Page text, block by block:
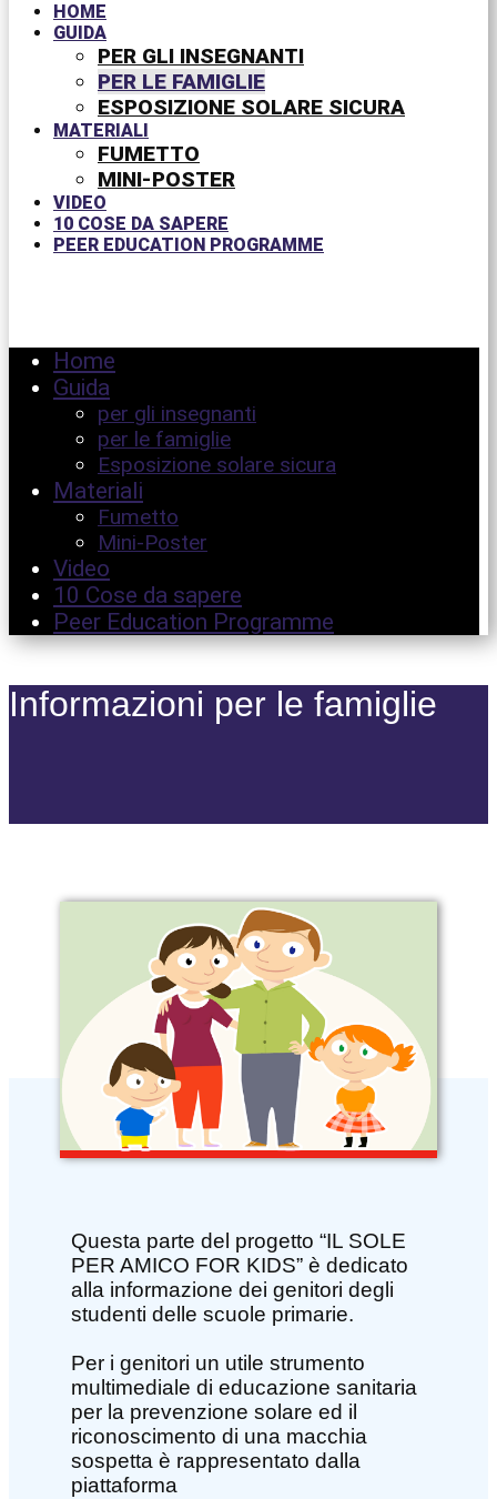
HOME
GUIDA
PER GLI INSEGNANTI
PER LE FAMIGLIE
ESPOSIZIONE SOLARE SICURA
MATERIALI
FUMETTO
MINI-POSTER
VIDEO
10 COSE DA SAPERE
PEER EDUCATION PROGRAMME
Home
Guida
per gli insegnanti
per le famiglie
Esposizione solare sicura
Materiali
Fumetto
Mini-Poster
Video
10 Cose da sapere
Peer Education Programme
Informazioni per le famiglie
Questa parte del progetto “IL SOLE
PER AMICO FOR KIDS” è dedicato
alla informazione dei genitori degli
studenti delle scuole primarie.
Per i genitori un utile strumento
multimediale di educazione sanitaria
per la prevenzione solare ed il
riconoscimento di una macchia
sospetta è rappresentato dalla
piattaforma